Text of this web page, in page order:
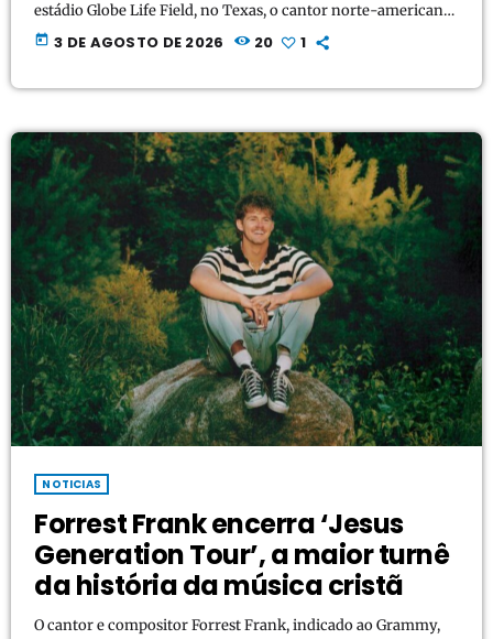
estádio Globe Life Field, no Texas, o cantor norte-americano
Forrest Frank cravou seu nome na história da indústria
fonográfica. A turnê, que arrastou 519 mil espectadores por
today 3 DE AGOSTO DE 2026 20 1
NOTICIAS
Forrest Frank encerra ‘Jesus
Generation Tour’, a maior turnê
da história da música cristã
O cantor e compositor Forrest Frank, indicado ao Grammy,